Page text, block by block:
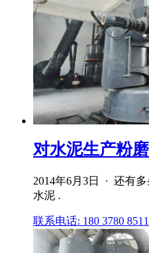
对水泥生产粉
2014年6月3日 · 还有
水泥 .
联系电话: 180 3780 8511